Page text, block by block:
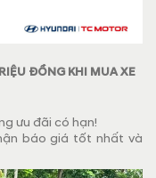
ĐỒNG KHI MUA XE
ưu đãi có hạn!
báo giá tốt nhất và